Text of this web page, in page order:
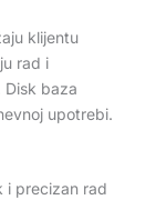
klijentu
rad i
baza
upotrebi.
i precizan rad